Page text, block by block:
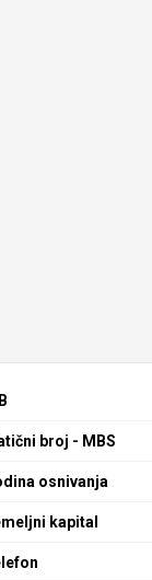
broj - MBS
osnivanja
kapital